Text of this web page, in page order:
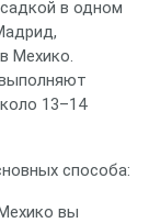
в одном
Мехико.
13–14
способа:
вы